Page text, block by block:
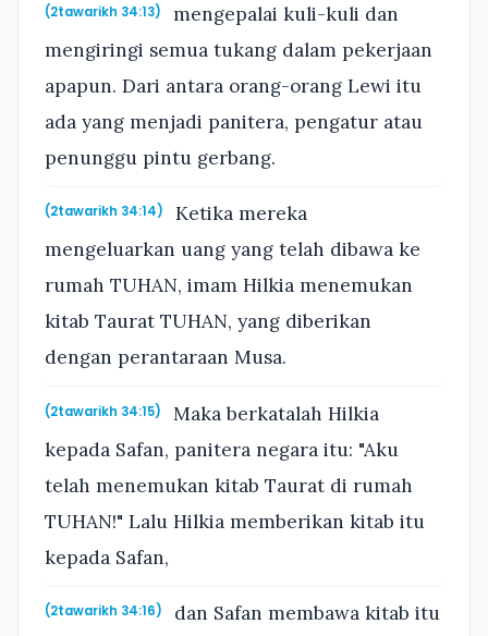
(2tawarikh 34:13)
mengepalai kuli-kuli dan
mengiringi semua tukang dalam pekerjaan
apapun. Dari antara orang-orang Lewi itu
ada yang menjadi panitera, pengatur atau
penunggu pintu gerbang.
(2tawarikh 34:14)
Ketika mereka
mengeluarkan uang yang telah dibawa ke
rumah TUHAN, imam Hilkia menemukan
kitab Taurat TUHAN, yang diberikan
dengan perantaraan Musa.
(2tawarikh 34:15)
Maka berkatalah Hilkia
kepada Safan, panitera negara itu: "Aku
telah menemukan kitab Taurat di rumah
TUHAN!" Lalu Hilkia memberikan kitab itu
kepada Safan,
(2tawarikh 34:16)
dan Safan membawa kitab itu